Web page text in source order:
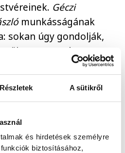
Részletek A sütikről
és hirdetések személyre
biztosításához,
Géczi
munkásságának
sokan úgy gondolják,
vetett véget
szerint mégis,
hangosan